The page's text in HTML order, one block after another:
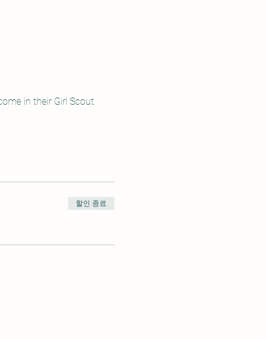
in their Girl Scout
할인 종료